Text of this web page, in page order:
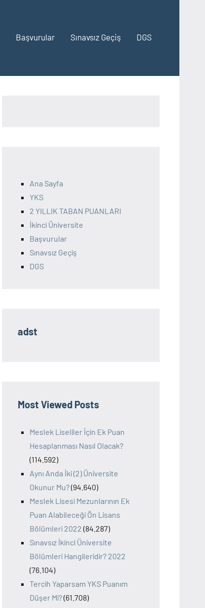
Başvurular Sınavsız Geçiş DGS
Ana Sayfa
YKS
2 YILLIK TABAN PUANLARI
İkinci Üniversite
Başvurular
Sınavsız Geçiş
DGS
adst
Most Viewed Posts
Meslek Liseliler İçin Ek Puan
Hesaplanması Nasıl Olacak?
(114.592)
Aynı Anda İki (2) Üniversite
Okunur Mu?(94.640)
Meslek Lisesi Mezunlarının Ek
Puan Alabileceği Ön Lisans
Bölümleri 2022 (84.287)
Sınavsız İkinci Üniversite
Bölümleri Hangileridir? 2022
(76.104)
Tercih Yaparsam YKS Puanım
Düşer Mi?(61.708)